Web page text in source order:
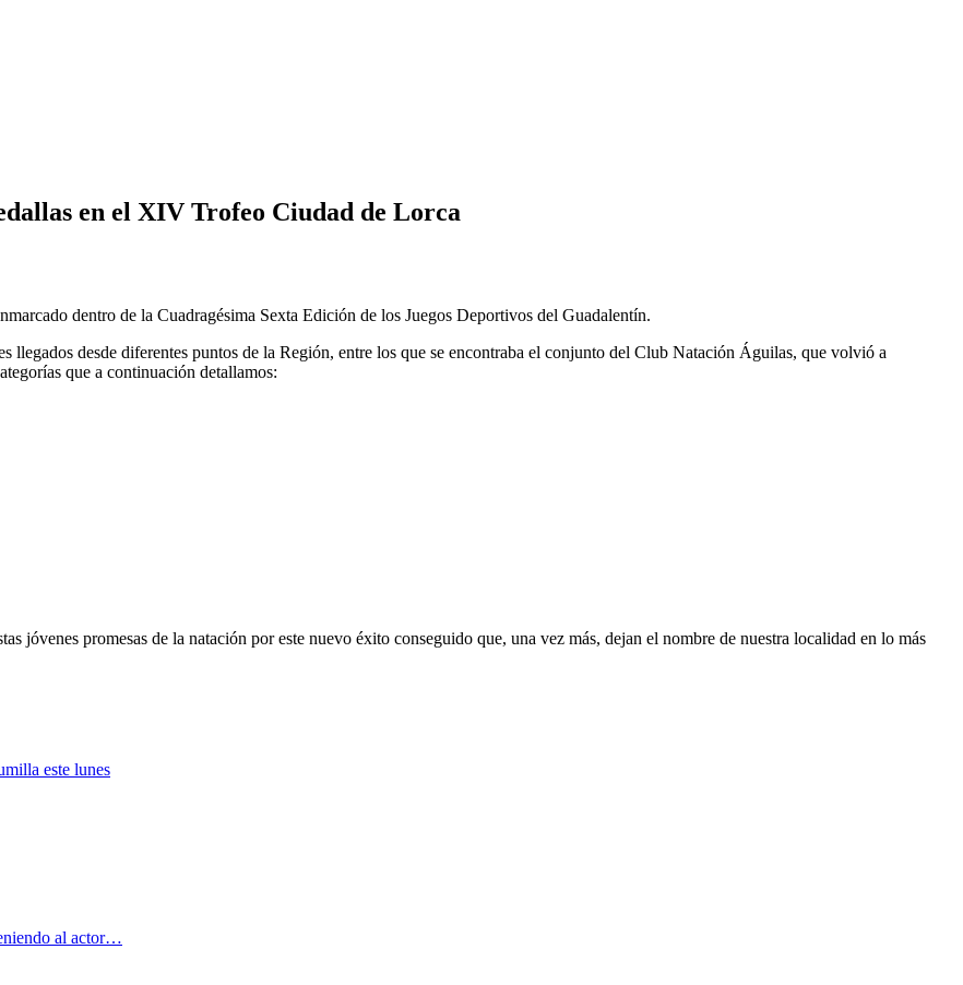
en el XIV Trofeo Ciudad de Lorca
dentro de la Cuadragésima Sexta Edición de los Juegos Deportivos del Guadalentín.
desde diferentes puntos de la Región, entre los que se encontraba el conjunto del Club Natación Águilas, que volvió a
que a continuación detallamos:
jóvenes promesas de la natación por este nuevo éxito conseguido que, una vez más, dejan el nombre de nuestra localidad en lo más
este lunes
al actor…